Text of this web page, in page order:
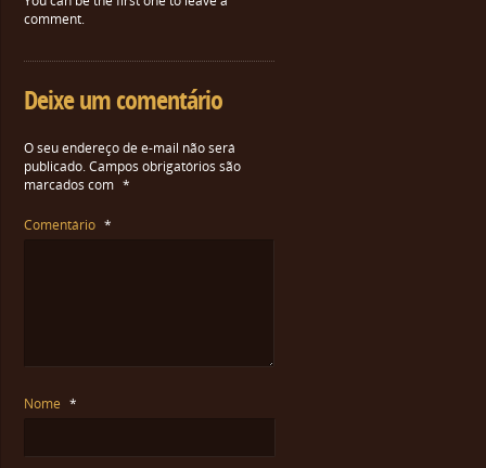
comment.
Deixe um comentário
O seu endereço de e-mail não será
publicado. Campos obrigatórios são
marcados com *
Comentário *
Nome *